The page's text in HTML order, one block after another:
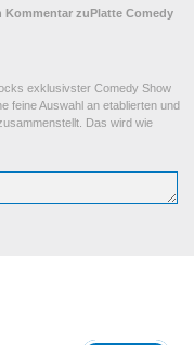
exklusivster Comedy Show
feine Auswahl an etablierten und
Das wird wie